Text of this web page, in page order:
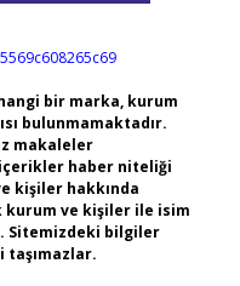
bir marka, kurum
bulunmamaktadır.
makaleler
haber niteliği
kişiler hakkında
kurum ve kişiler ile isim
Sitemizdeki bilgiler